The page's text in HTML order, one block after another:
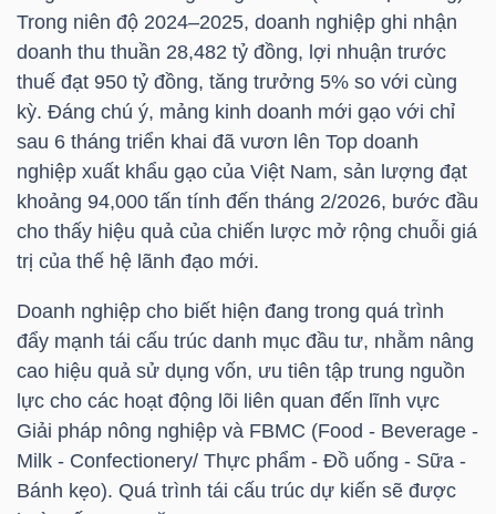
Trong niên độ 2024–2025, doanh nghiệp ghi nhận
doanh thu thuần 28,482 tỷ đồng, lợi nhuận trước
thuế đạt 950 tỷ đồng, tăng trưởng 5% so với cùng
kỳ. Đáng chú ý, mảng kinh doanh mới gạo với chỉ
sau 6 tháng triển khai đã vươn lên Top doanh
nghiệp xuất khẩu gạo của Việt Nam, sản lượng đạt
khoảng 94,000 tấn tính đến tháng 2/2026, bước đầu
cho thấy hiệu quả của chiến lược mở rộng chuỗi giá
trị của thế hệ lãnh đạo mới.
Doanh nghiệp cho biết hiện đang trong quá trình
đẩy mạnh tái cấu trúc danh mục đầu tư, nhằm nâng
cao hiệu quả sử dụng vốn, ưu tiên tập trung nguồn
lực cho các hoạt động lõi liên quan đến lĩnh vực
Giải pháp nông nghiệp và FBMC (Food - Beverage -
Milk - Confectionery/ Thực phẩm - Đồ uống - Sữa -
Bánh kẹo). Quá trình tái cấu trúc dự kiến sẽ được
NGUYÊN
LIỆU
CÔNG
NGHIỆP
TIÊU
DÙNG
KHÔNG
THIẾT